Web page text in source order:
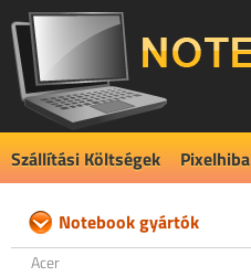
Szállítási Költségek Pixelhiba
Notebook gyártók
Acer